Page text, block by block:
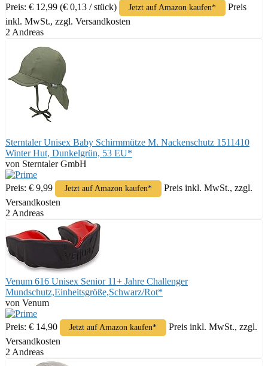
Preis: € 12,99 (€ 0,13 / stück) Jetzt auf Amazon kaufen*
Preis
inkl. MwSt., zzgl. Versandkosten
2 Andreas
Sterntaler Unisex Baby Schirmmütze M. Nackenschutz 1511410
Winter Hut, Dunkelgrün, 53 EU*
von Sterntaler GmbH
Preis: € 9,99 Jetzt auf Amazon kaufen*
Preis inkl. MwSt., zzgl.
Versandkosten
2 Andreas
Venum 616 Unisex Senior 11+ Jahre Challenger
Mundschutz,Einheitsgröße,Schwarz/Rot*
von Venum
Preis: € 14,90 Jetzt auf Amazon kaufen*
Preis inkl. MwSt., zzgl.
Versandkosten
2 Andreas